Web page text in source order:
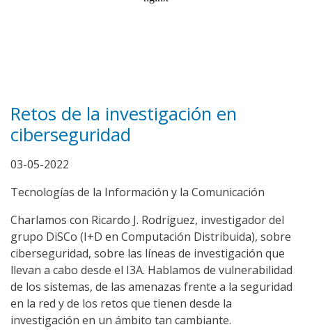
Retos de la investigación en
ciberseguridad
03-05-2022
Tecnologías de la Información y la Comunicación
Charlamos con Ricardo J. Rodríguez, investigador del
grupo DiSCo (I+D en Computación Distribuida), sobre
ciberseguridad, sobre las líneas de investigación que
llevan a cabo desde el I3A. Hablamos de vulnerabilidad
de los sistemas, de las amenazas frente a la seguridad
en la red y de los retos que tienen desde la
investigación en un ámbito tan cambiante.